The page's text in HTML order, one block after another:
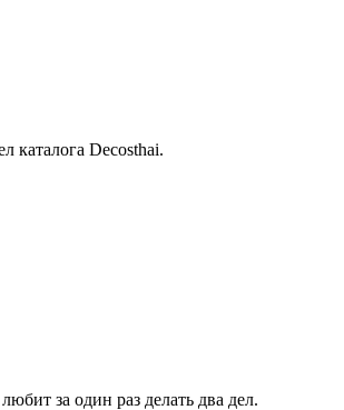
каталога Decosthai.
за один раз делать два дел.